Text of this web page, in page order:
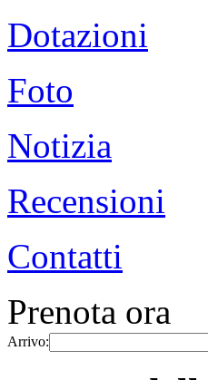
Dotazioni
Foto
Notizia
Recensioni
Contatti
Prenota ora
Arrivo: